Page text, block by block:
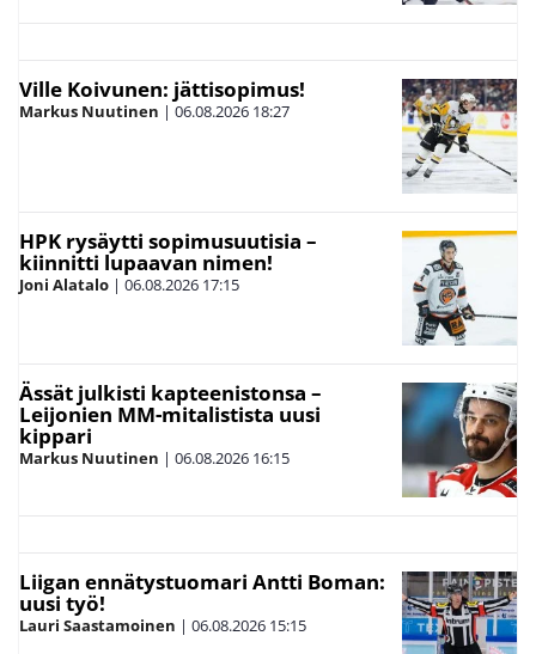
Ville Koivunen: jättisopimus!
Markus Nuutinen | 06.08.2026 18:27
HPK rysäytti sopimusuutisia –
kiinnitti lupaavan nimen!
Joni Alatalo | 06.08.2026 17:15
Ässät julkisti kapteenistonsa –
Leijonien MM-mitalistista uusi
kippari
Markus Nuutinen | 06.08.2026 16:15
Liigan ennätystuomari Antti Boman:
uusi työ!
Lauri Saastamoinen | 06.08.2026 15:15